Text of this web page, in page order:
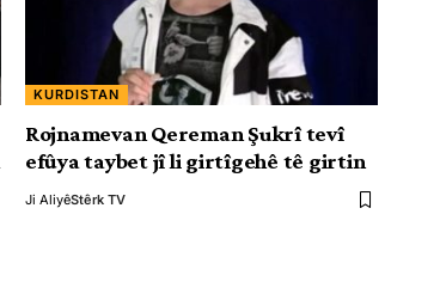
KURDISTAN
Rojnamevan Qereman Şukrî tevî
efûya taybet jî li girtîgehê tê girtin
Ji AliyêStêrk TV